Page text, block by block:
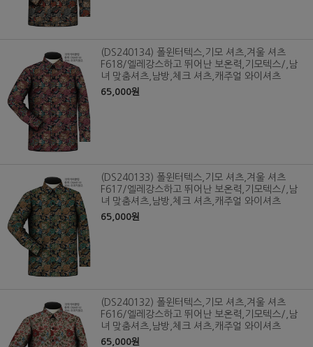
(DS240134) 폴윈터텍스,기모 셔츠,겨울 셔츠
F618/엘레강스하고 뛰어난 보온력,기모텍스/,남
녀 맞춤셔츠,남방,체크 셔츠,캐주얼 와이셔츠
65,000원
(DS240133) 폴윈터텍스,기모 셔츠,겨울 셔츠
F617/엘레강스하고 뛰어난 보온력,기모텍스/,남
녀 맞춤셔츠,남방,체크 셔츠,캐주얼 와이셔츠
65,000원
(DS240132) 폴윈터텍스,기모 셔츠,겨울 셔츠
F616/엘레강스하고 뛰어난 보온력,기모텍스/,남
녀 맞춤셔츠,남방,체크 셔츠,캐주얼 와이셔츠
65,000원